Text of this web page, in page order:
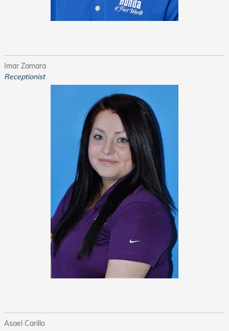
Imar Zamara
Receptionist
Asael Carillo